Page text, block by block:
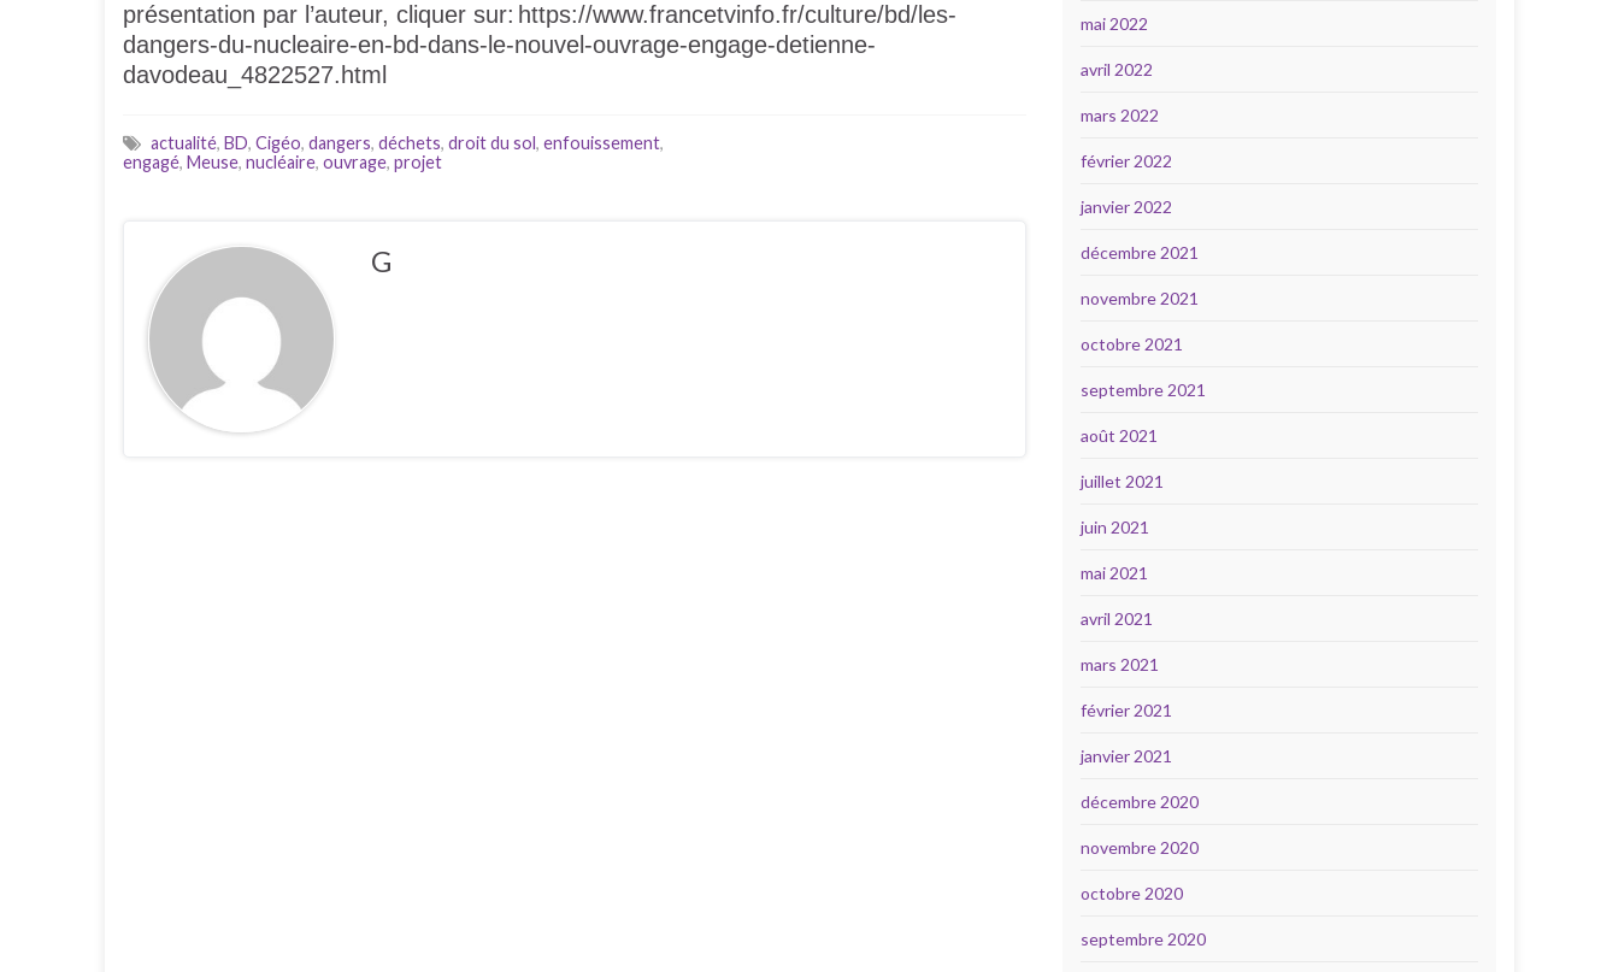
présentation par l’auteur, cliquer sur: https://www.francetvinfo.fr/culture/bd/les-
dangers-du-nucleaire-en-bd-dans-le-nouvel-ouvrage-engage-detienne-
davodeau_4822527.html
actualité, BD, Cigéo, dangers, déchets, droit du sol, enfouissement,
engagé, Meuse, nucléaire, ouvrage, projet
G
mai 2022
avril 2022
mars 2022
février 2022
janvier 2022
décembre 2021
novembre 2021
octobre 2021
septembre 2021
août 2021
juillet 2021
juin 2021
mai 2021
avril 2021
mars 2021
février 2021
janvier 2021
décembre 2020
novembre 2020
octobre 2020
septembre 2020